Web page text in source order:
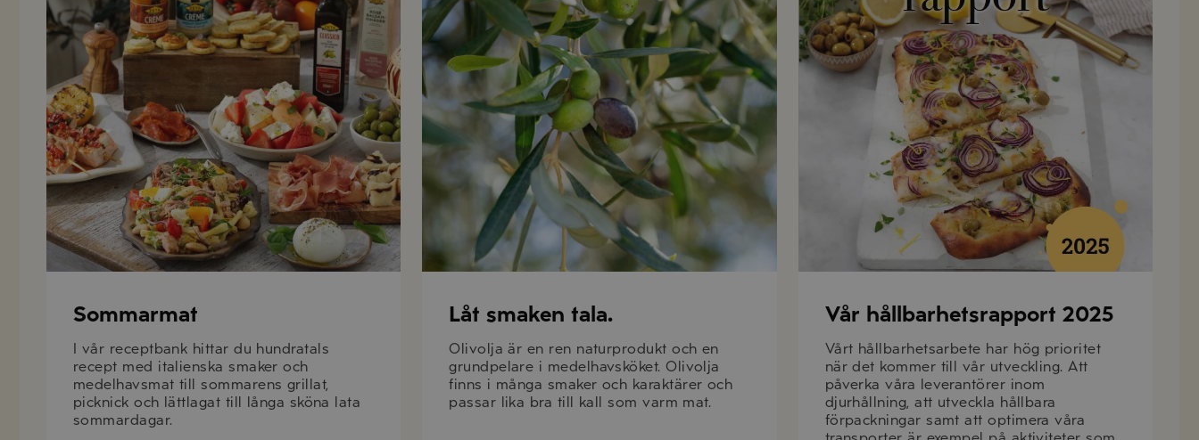
Sommarmat
I vår receptbank hittar du hundratals
recept med italienska smaker och
medelhavsmat till sommarens grillat,
picknick och lättlagat till långa sköna lata
sommardagar.
Låt smaken tala.
Olivolja är en ren naturprodukt och en
grundpelare i medelhavsköket. Olivolja
finns i många smaker och karaktärer och
passar lika bra till kall som varm mat.
Vår hållbarhetsrapport 2025
Vårt hållbarhetsarbete har hög prioritet
när det kommer till vår utveckling. Att
påverka våra leverantörer inom
djurhållning, att utveckla hållbara
förpackningar samt att optimera våra